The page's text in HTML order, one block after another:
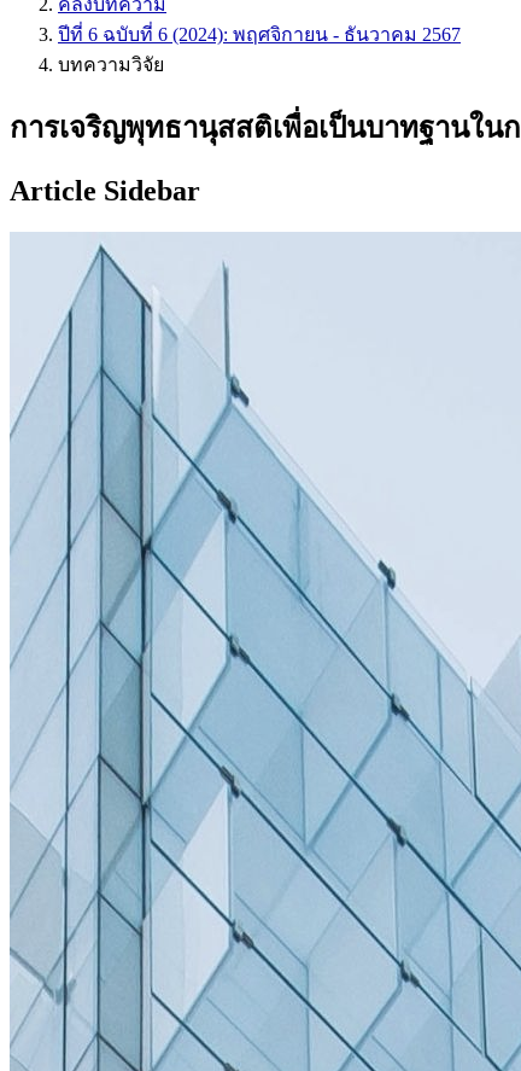
คลังบทความ
ปีที่ 6 ฉบับที่ 6 (2024): พฤศจิกายน - ธันวาคม 2567
บทความวิจัย
การเจริญพุทธานุสสติเพื่อเป็นบาทฐานใ
Article Sidebar